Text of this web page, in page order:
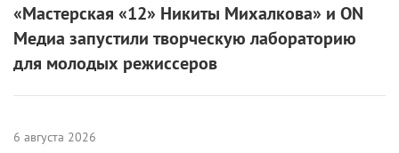
«Мастерская «12» Никиты Михалкова» и ON
Медиа запустили творческую лабораторию
для молодых режиссеров
6 августа 2026